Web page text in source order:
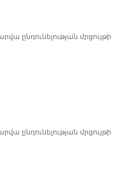
ընդունելության մրցույթի
ընդունելության մրցույթի